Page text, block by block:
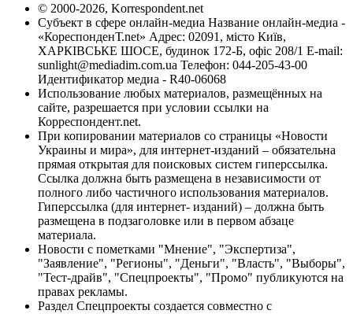
© 2000-2026, Korrespondent.net
Субъект в сфере онлайн-медиа Название онлайн-медиа -
«КореспонденТ.net» Адрес: 02091, місто Київ,
ХАРКІВСЬКЕ ШОСЕ, будинок 172-Б, офіс 208/1 E-mail:
sunlight@mediadim.com.ua Телефон: 044-205-43-00
Идентификатор медиа - R40-06068
Использование любых материалов, размещённых на
сайте, разрешается при условии ссылки на
Корреспондент.net.
При копировании материалов со страницы «Новости
Украины и мира», для интернет-изданий – обязательна
прямая открытая для поисковых систем гиперссылка.
Ссылка должна быть размещена в независимости от
полного либо частичного использования материалов.
Гиперссылка (для интернет- изданий) – должна быть
размещена в подзаголовке или в первом абзаце
материала.
Новости с пометками "Мнение", "Экспертиза",
"Заявление", "Регионы", "Деньги", "Власть", "Выборы",
"Тест-драйв", "Спецпроекты", "Промо" публикуются на
правах рекламы.
Раздел Спецпроекты создается совместно с